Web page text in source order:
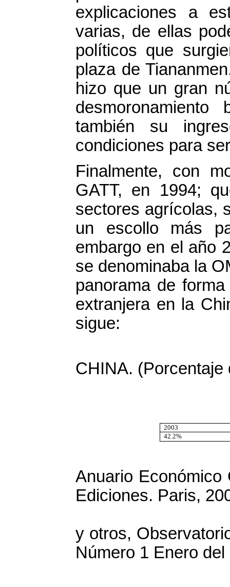
explicaciones a
varias, de ellas
políticos que
plaza de
hizo que un gran
desmoronamiento
también su
condiciones para
Finalmente, con
GATT, en 1994;
sectores agrícolas,
un escollo más
embargo en el año
se denominaba la
panorama de
extranjera en la
sigue:
CHINA. (Porcentaje
2003
42.2%
Anuario Económico
Ediciones. Paris,
y otros,
Número 1 Enero del